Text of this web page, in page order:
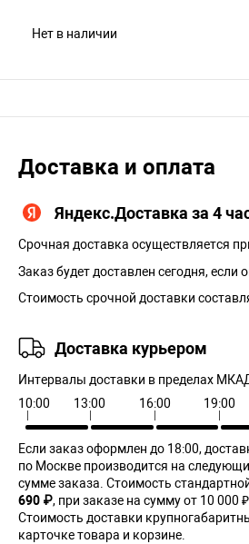
Нет в наличии
Доставка и оплата
Яндекс.Доставка за 4
Срочная доставка осуществляется
Заказ будет доставлен сегодня, если
Стоимость срочной доставки
Доставка курьером
Интервалы доставки в пределах
10:00
13:00 16:00 19:00
Если заказ оформлен до 18:00,
по Москве производится на
сумме заказа. Cтоимость
690 ₽, при заказе на сумму от 10 000
Стоимость доставки
карточке товара и корзине.